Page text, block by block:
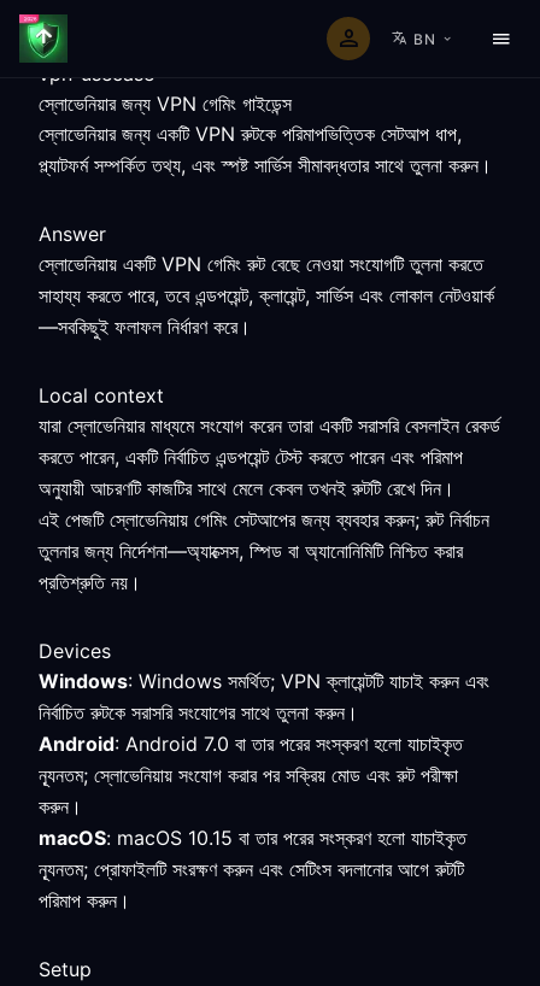
BN
vpn-usecase
স্লোভেনিয়ার জন্য VPN গেমিং গাইডেন্স
স্লোভেনিয়ার জন্য একটি VPN রুটকে পরিমাপভিত্তিক সেটআপ ধাপ,
প্ল্যাটফর্ম সম্পর্কিত তথ্য, এবং স্পষ্ট সার্ভিস সীমাবদ্ধতার সাথে তুলনা করুন।
Answer
স্লোভেনিয়ায় একটি VPN গেমিং রুট বেছে নেওয়া সংযোগটি তুলনা করতে
সাহায্য করতে পারে, তবে এন্ডপয়েন্ট, ক্লায়েন্ট, সার্ভিস এবং লোকাল নেটওয়ার্ক
—সবকিছুই ফলাফল নির্ধারণ করে।
Local context
যারা স্লোভেনিয়ার মাধ্যমে সংযোগ করেন তারা একটি সরাসরি বেসলাইন রেকর্ড
করতে পারেন, একটি নির্বাচিত এন্ডপয়েন্ট টেস্ট করতে পারেন এবং পরিমাপ
অনুযায়ী আচরণটি কাজটির সাথে মেলে কেবল তখনই রুটটি রেখে দিন।
এই পেজটি স্লোভেনিয়ায় গেমিং সেটআপের জন্য ব্যবহার করুন; রুট নির্বাচন
তুলনার জন্য নির্দেশনা—অ্যাক্সেস, স্পিড বা অ্যানোনিমিটি নিশ্চিত করার
প্রতিশ্রুতি নয়।
Devices
Windows: Windows সমর্থিত; VPN ক্লায়েন্টটি যাচাই করুন এবং
নির্বাচিত রুটকে সরাসরি সংযোগের সাথে তুলনা করুন।
Android: Android 7.0 বা তার পরের সংস্করণ হলো যাচাইকৃত
ন্যূনতম; স্লোভেনিয়ায় সংযোগ করার পর সক্রিয় মোড এবং রুট পরীক্ষা
করুন।
macOS: macOS 10.15 বা তার পরের সংস্করণ হলো যাচাইকৃত
ন্যূনতম; প্রোফাইলটি সংরক্ষণ করুন এবং সেটিংস বদলানোর আগে রুটটি
পরিমাপ করুন।
Setup